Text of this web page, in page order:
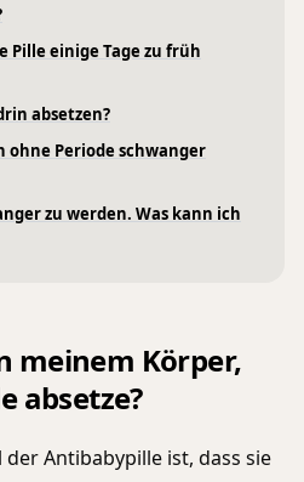
Pille einige Tage zu früh
absetzen?
ohne Periode schwanger
zu werden. Was kann ich
meinem Körper,
absetze?
Antibabypille ist, dass sie